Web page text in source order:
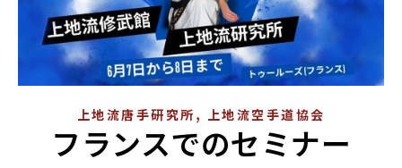
上地流唐手研究所 , 上地流空手道協会
フランスでのセミナー